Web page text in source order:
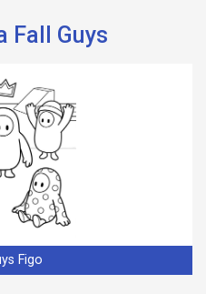
Fall Guys
Figo